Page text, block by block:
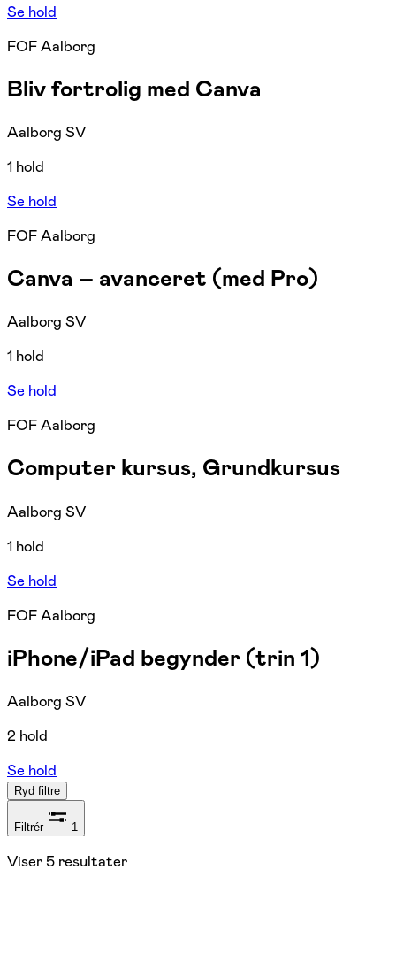
Se hold
FOF Aalborg
Bliv fortrolig med Canva
Aalborg SV
1 hold
Se hold
FOF Aalborg
Canva – avanceret (med Pro)
Aalborg SV
1 hold
Se hold
FOF Aalborg
Computer kursus, Grundkursus
Aalborg SV
1 hold
Se hold
FOF Aalborg
iPhone/iPad begynder (trin 1)
Aalborg SV
2 hold
Se hold
Ryd filtre
Filtrér 1
Viser 5 resultater